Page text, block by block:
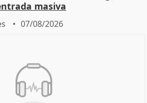
masiva
07/08/2026